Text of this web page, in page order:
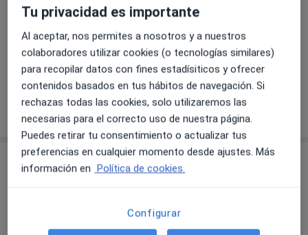
Ver galería (8)
Mostrar más detalles
sobre la experiencia
Servicios y precios
Detalles
Tu privacidad es importante
Al aceptar, nos permites a nosotros y a nuestros
colaboradores utilizar cookies (o tecnologías similares)
para recopilar datos con fines estadísiticos y ofrecer
contenidos basados en tus hábitos de navegación. Si
rechazas todas las cookies, solo utilizaremos las
necesarias para el correcto uso de nuestra página.
Puedes retirar tu consentimiento o actualizar tus
preferencias en cualquier momento desde ajustes. Más
información en Política de cookies.
Configurar